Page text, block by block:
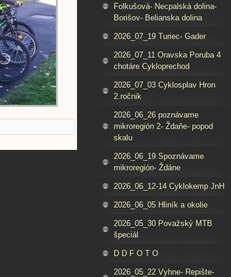
Folkušová- Necpalská dolina-
Borišov- Belianska dolina
2026_07_19 Turiec- Gader
2026_07_11 Oravska Poruba 4
chotáre Cykloprechod
2026_07_03 Cyklosplav Hron
2.ročnik
2026_06_26 poznávame
mikroregión 2- Ždaňe- popod
skalu
2026_06_19 Spoznávame
mikroregión- Ždáne
2026_06_12-14 Cyklokemp JnH
2026_06_05 Hliník a okolie
2026_05_30 Považský MTB
špeciál
D D F O T O
2026_05_22 Vyhne- Repište-